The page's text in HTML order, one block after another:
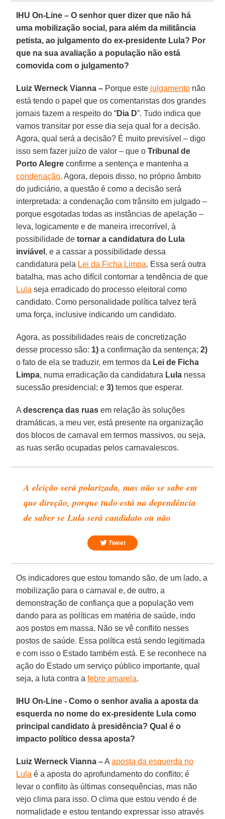
IHU On-Line – O senhor quer dizer que não há
uma mobilização social, para além da militância
petista, ao julgamento do ex-presidente Lula? Por
que na sua avaliação a população não está
comovida com o julgamento?
Luiz Werneck Vianna – Porque este julgamento não
está tendo o papel que os comentaristas dos grandes
jornais fazem a respeito do “Dia D”. Tudo indica que
vamos transitar por esse dia seja qual for a decisão.
Agora, qual será a decisão? É muito previsível – digo
isso sem fazer juízo de valor – que oTribunal de
Porto Alegre confirme a sentença e mantenha a
condenação. Agora, depois disso, no próprio âmbito
do judiciário, a questão é como a decisão será
interpretada: a condenação com trânsito em julgado –
porque esgotadas todas as instâncias de apelação –
leva, logicamente e de maneira irrecorrível, à
possibilidade detornar a candidatura do Lula
inviável , e a cassar a possibilidade dessa
candidatura pela Lei da Ficha Limpa. Essa será outra
batalha, mas acho difícil contornar a tendência de que
Lula seja erradicado do processo eleitoral como
candidato. Como personalidade política talvez terá
uma força, inclusive indicando um candidato.
Agora, as possibilidades reais de concretização
desse processo são: 1) a confirmação da sentença; 2)
o fato de ela se traduzir, em termos da Lei de Ficha
Limpa, numa erradicação da candidatura Lula nessa
sucessão presidencial; e3) temos que esperar.
Adescrença das ruas em relação às soluções
dramáticas, a meu ver, está presente na organização
dos blocos de carnaval em termos massivos, ou seja,
as ruas serão ocupadas pelos carnavalescos.
A eleição será polarizada, mas não se sabe em
que direção, porque tudo está na dependência
de saber se Lula será candidato ou não
Tweet
Os indicadores que estou tomando são, de um lado, a
mobilização para o carnaval e, de outro, a
demonstração de confiança que a população vem
dando para as políticas em matéria de saúde, indo
aos postos em massa. Não se vê conflito nesses
postos de saúde. Essa política está sendo legitimada
e com isso o Estado também está. E se reconhece na
ação do Estado um serviço público importante, qual
seja, a luta contra afebre amarela.
IHU On-Line - Como o senhor avalia a aposta da
esquerda no nome do ex-presidente Lula como
principal candidato à presidência? Qual é o
impacto político dessa aposta?
Luiz Werneck Vianna –Aaposta da esquerda no
Lula é a aposta do aprofundamento do conflito; é
levar o conflito às últimas consequências, mas não
vejo clima para isso. O clima que estou vendo é de
normalidade e estou tentando expressar isso através